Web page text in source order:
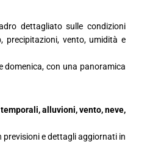
dettagliato sulle condizioni
precipitazioni, vento, umidità e
domenica, con una panoramica
alluvioni, vento, neve,
e dettagli aggiornati in